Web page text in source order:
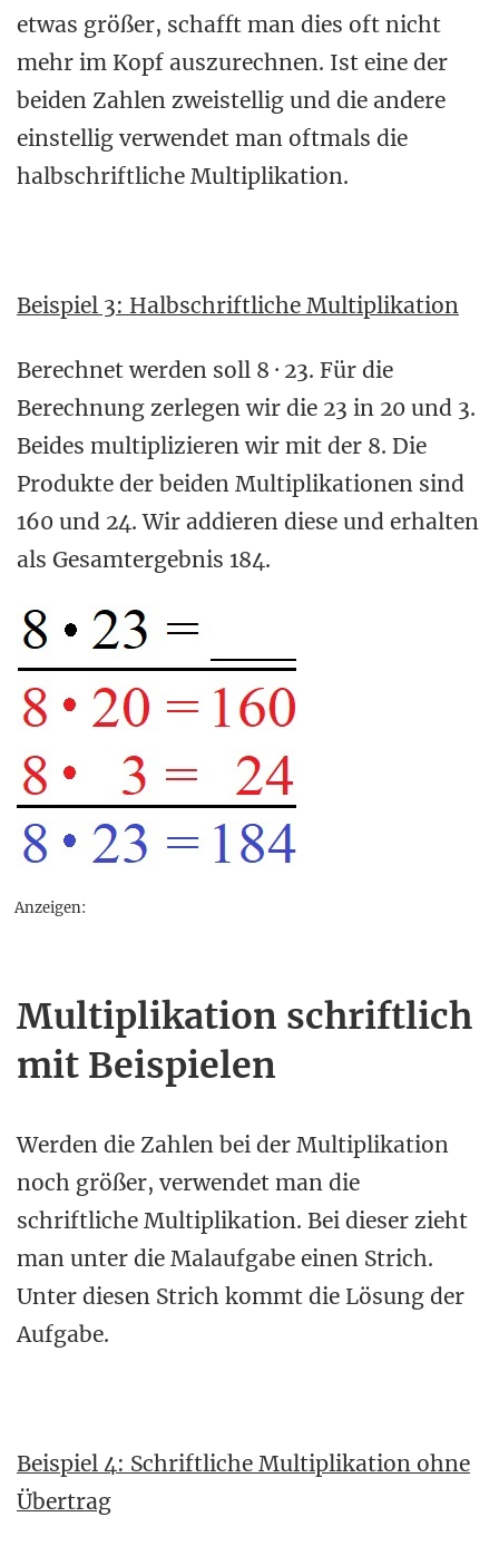
etwas größer, schafft man dies oft nicht
mehr im Kopf auszurechnen. Ist eine der
beiden Zahlen zweistellig und die andere
einstellig verwendet man oftmals die
halbschriftliche Multiplikation.
Beispiel 3: Halbschriftliche Multiplikation
Berechnet werden soll 8 · 23. Für die
Berechnung zerlegen wir die 23 in 20 und 3.
Beides multiplizieren wir mit der 8. Die
Produkte der beiden Multiplikationen sind
160 und 24. Wir addieren diese und erhalten
als Gesamtergebnis 184.
Anzeigen:
Multiplikation schriftlich
mit Beispielen
Werden die Zahlen bei der Multiplikation
noch größer, verwendet man die
schriftliche Multiplikation. Bei dieser zieht
man unter die Malaufgabe einen Strich.
Unter diesen Strich kommt die Lösung der
Aufgabe.
Beispiel 4: Schriftliche Multiplikation ohne
Übertrag